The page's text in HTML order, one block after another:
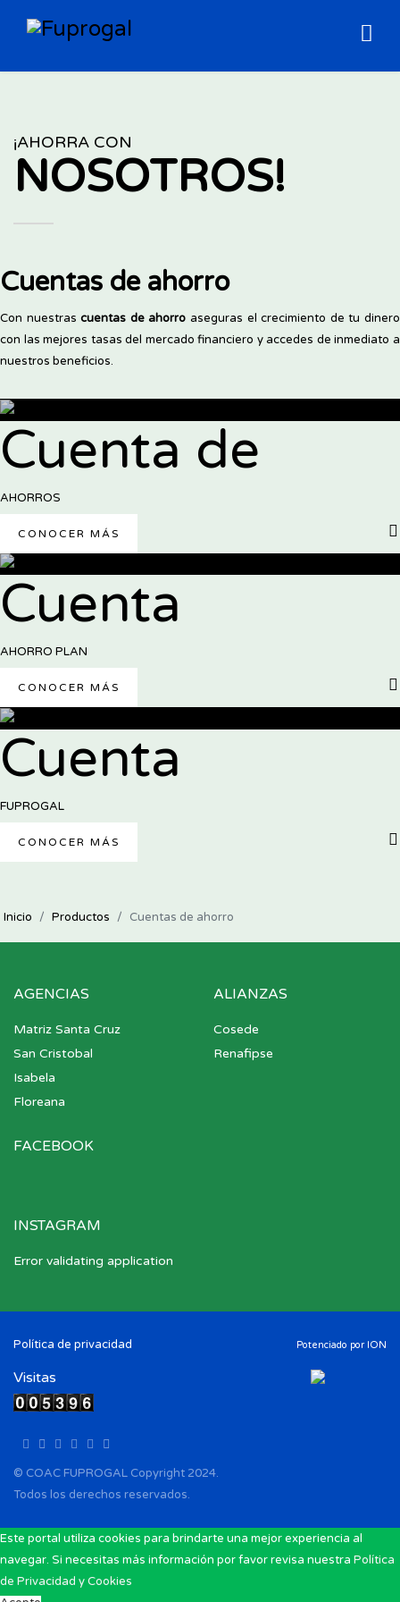
¡AHORRA CON
NOSOTROS!
Cuentas de ahorro
Con nuestrascuentas de ahorro aseguras el crecimiento de tu dinero
con las mejores tasas del mercado financiero y accedes de inmediato a
nuestros beneficios.
Cuenta de
AHORROS
CONOCER MÁS
Cuenta
AHORRO PLAN
CONOCER MÁS
Cuenta
FUPROGAL
CONOCER MÁS
Inicio Productos Cuentas de ahorro
AGENCIAS
Matriz Santa Cruz
San Cristobal
Isabela
Floreana
ALIANZAS
Cosede
Renafipse
FACEBOOK
INSTAGRAM
Error validating application
Política de privacidad
Visitas
© COAC FUPROGAL Copyright 2024.
Todos los derechos reservados.
Potenciado por ION
Este portal utiliza cookies para brindarte una mejor experiencia al
navegar. Si necesitas más información por favor revisa nuestra Política
de Privacidad y Cookies